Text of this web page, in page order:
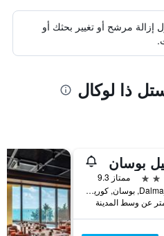
إزالة مرشح أو تغيير بحثك أو
ذا لوكال
بوسان
ممتاز 9.3
30, Dalmaji-gil, بوسان, كوريا الجنوبية